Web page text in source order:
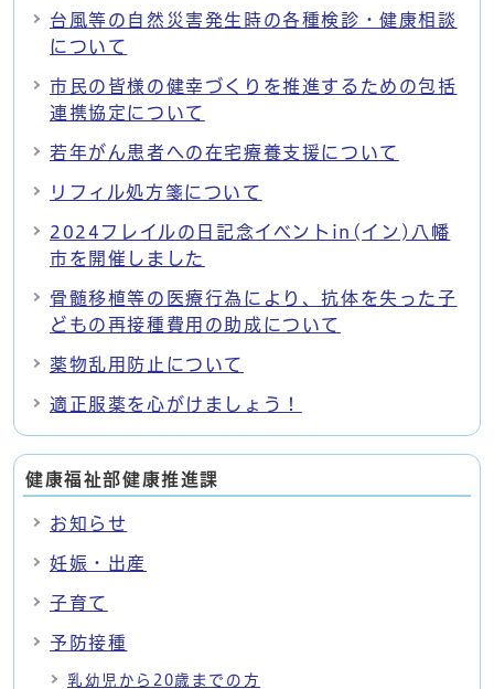
台風等の自然災害発生時の各種検診・健康相談
について
市民の皆様の健幸づくりを推進するための包括
連携協定について
若年がん患者への在宅療養支援について
リフィル処方箋について
2024フレイルの日記念イベントin(イン)八幡
市を開催しました
骨髄移植等の医療行為により、抗体を失った子
どもの再接種費用の助成について
薬物乱用防止について
適正服薬を心がけましょう！
健康福祉部健康推進課
お知らせ
妊娠・出産
子育て
予防接種
乳幼児から20歳までの方